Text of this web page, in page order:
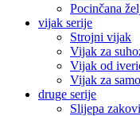
Pocinčana
vijak serije
Strojni vijak
Vijak za
Vijak od
Vijak za
druge serije
Slijepa